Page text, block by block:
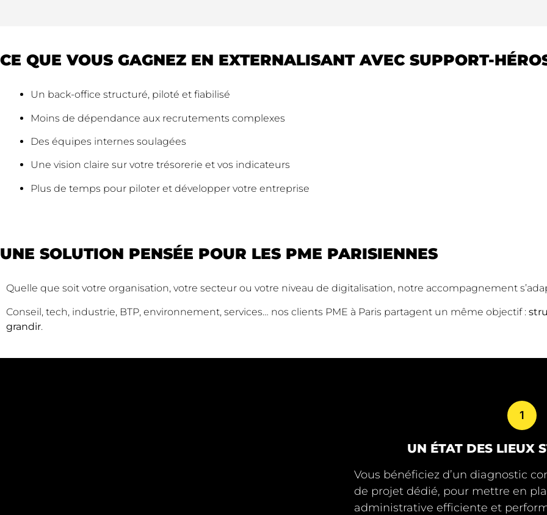
CE QUE VOUS GAGNEZ EN EXTERNALISANT AVEC SUPPORT-
Un back-office structuré, piloté et fiabilisé
Moins de dépendance aux recrutements complexes
Des équipes internes soulagées
Une vision claire sur votre trésorerie et vos indicateurs
Plus de temps pour piloter et développer votre entreprise
UNE SOLUTION PENSÉE POUR LES PME PARISIENNES
Quelle que soit votre organisation, votre secteur ou votre niveau de digitalisation, notre accompagnement
Conseil, tech, industrie, BTP, environnement, services… nos clients PME à Paris partagent un même objectif :
grandir.
1
UN ÉTAT DES LIEUX
Vous bénéficiez d’un diagnostic
de projet dédié, pour mettre en
administrative efficiente et